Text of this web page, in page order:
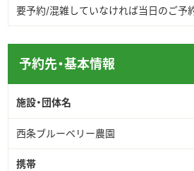
要予約/混雑していなければ当日のご予
予約先・基本情報
施設・団体名
西条ブルーベリー農園
携帯